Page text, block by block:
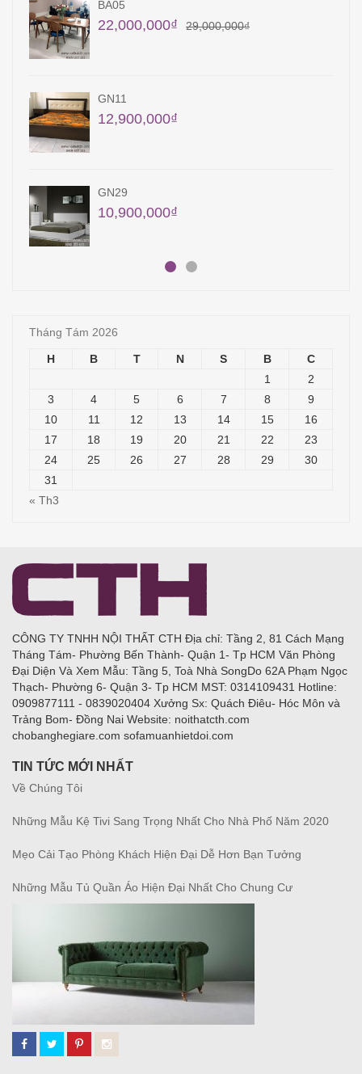
9,450,000₫
22,400,000
18,000,000
Tháng Tám 2026
H B T N S B
C
1
2
3
4 5 6 7 8
9
10
11 12 13 14 15
16
17
18 19 20 21 22
23
24
25 26 27 28 29
30
31
« Th3
CÔNG TY TNHH NỘI THẤT CTH Địa chỉ: Tầng 2, 81 Cách Mạng
Tháng Tám- Phường Bến Thành- Quận 1- Tp HCM Văn Phòng
Đại Diện Và Xem Mẫu: Tầng 5, Toà Nhà SongDo 62A Phạm Ngọc
Thạch- Phường 6- Quận 3- Tp HCM MST: 0314109431 Hotline:
0909877111 - 0839020404 Xưởng Sx: Quách Điêu- Hóc Môn và
Trảng Bom- Đồng Nai Website: noithatcth.com
chobanghegiare.com sofamuanhietdoi.com
TIN TỨC MỚI NHẤT
Về Chúng Tôi
Những Mẫu Kệ Tivi Sang Trọng Nhất Cho Nhà Phố Năm 2020
Mẹo Cải Tạo Phòng Khách Hiện Đại Dễ Hơn Bạn Tưởng
Những Mẫu Tủ Quần Áo Hiện Đại Nhất Cho Chung Cư